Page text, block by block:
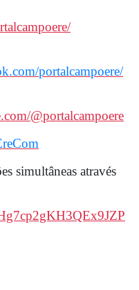
portalcampoere/
@portalcampoere
simultâneas através